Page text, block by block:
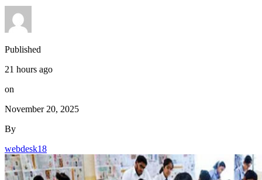
21 hours ago
on
November 20, 2025
By
webdesk18